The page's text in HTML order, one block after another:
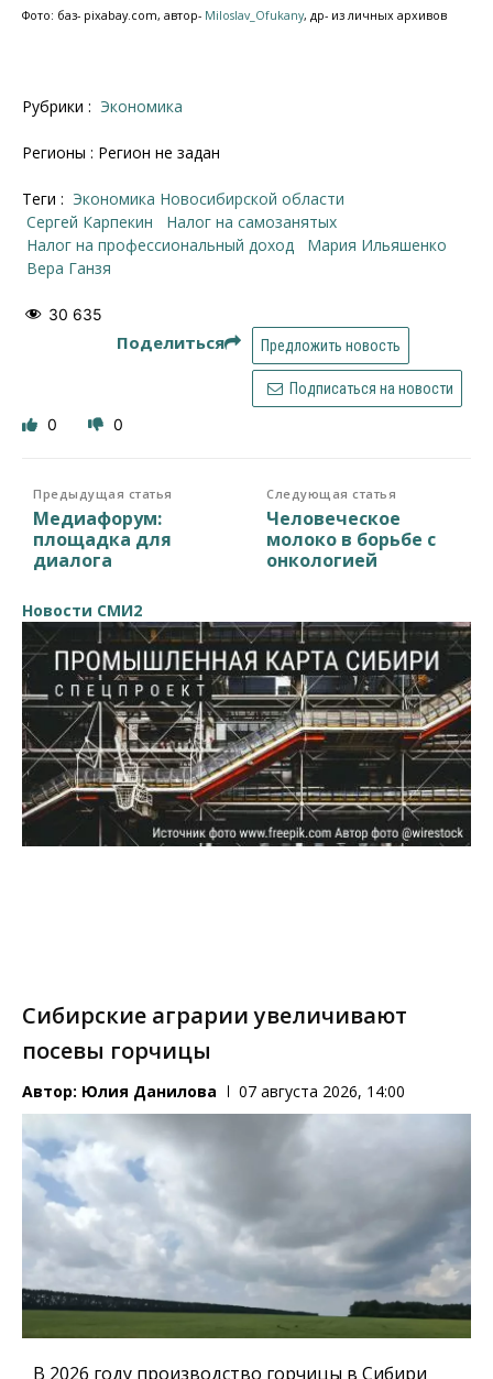
Фото: баз- pixabay.com, автор- Miloslav_Ofukany, др- из личных архивов
Рубрики : Экономика
Регионы : Регион не задан
Теги :
экономика Новосибирской области
Сергей Карпекин
Налог на самозанятых
налог на профессиональный доход
Мария Ильяшенко
Вера Ганзя
30 635
Поделиться Предложить новость
Подписаться на новости
0 0
Предыдущая статья
Медиафорум:
площадка для
диалога
Следующая статья
Человеческое
молоко в борьбе с
онкологией
Новости СМИ2
Сибирские аграрии увеличивают
посевы горчицы
Автор: Юлия Данилова 07 августа 2026, 14:00
В 2026 году производство горчицы в Сибири